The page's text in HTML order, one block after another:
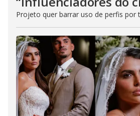
Projeto quer barrar uso de perfis por